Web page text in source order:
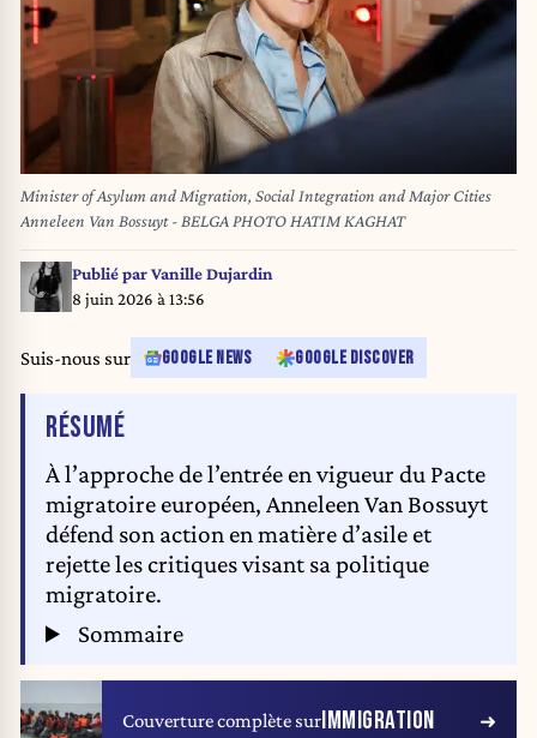
Minister of Asylum and Migration, Social Integration and Major Cities
Anneleen Van Bossuyt - BELGA PHOTO HATIM KAGHAT
Publié parVanille Dujardin
8 juin 2026 à 13:56
Suis-nous sur GOOGLE NEWS GOOGLE DISCOVER
RÉSUMÉDE L'ARTICLE
À l’approche de l’entrée en vigueur du Pacte
migratoire européen, Anneleen Van Bossuyt
défend son action en matière d’asile et
rejette les critiques visant sa politique
migratoire.
Sommaire
Couverture complète surIMMIGRATION